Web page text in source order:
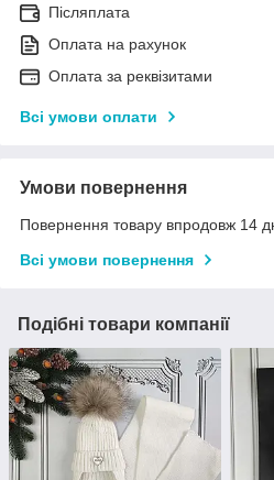
Післяплата
Оплата на рахунок
Оплата за реквізитами
Всі умови оплати
Умови повернення
Повернення товару впродовж 14
Всі умови повернення
Подібні товари компанії